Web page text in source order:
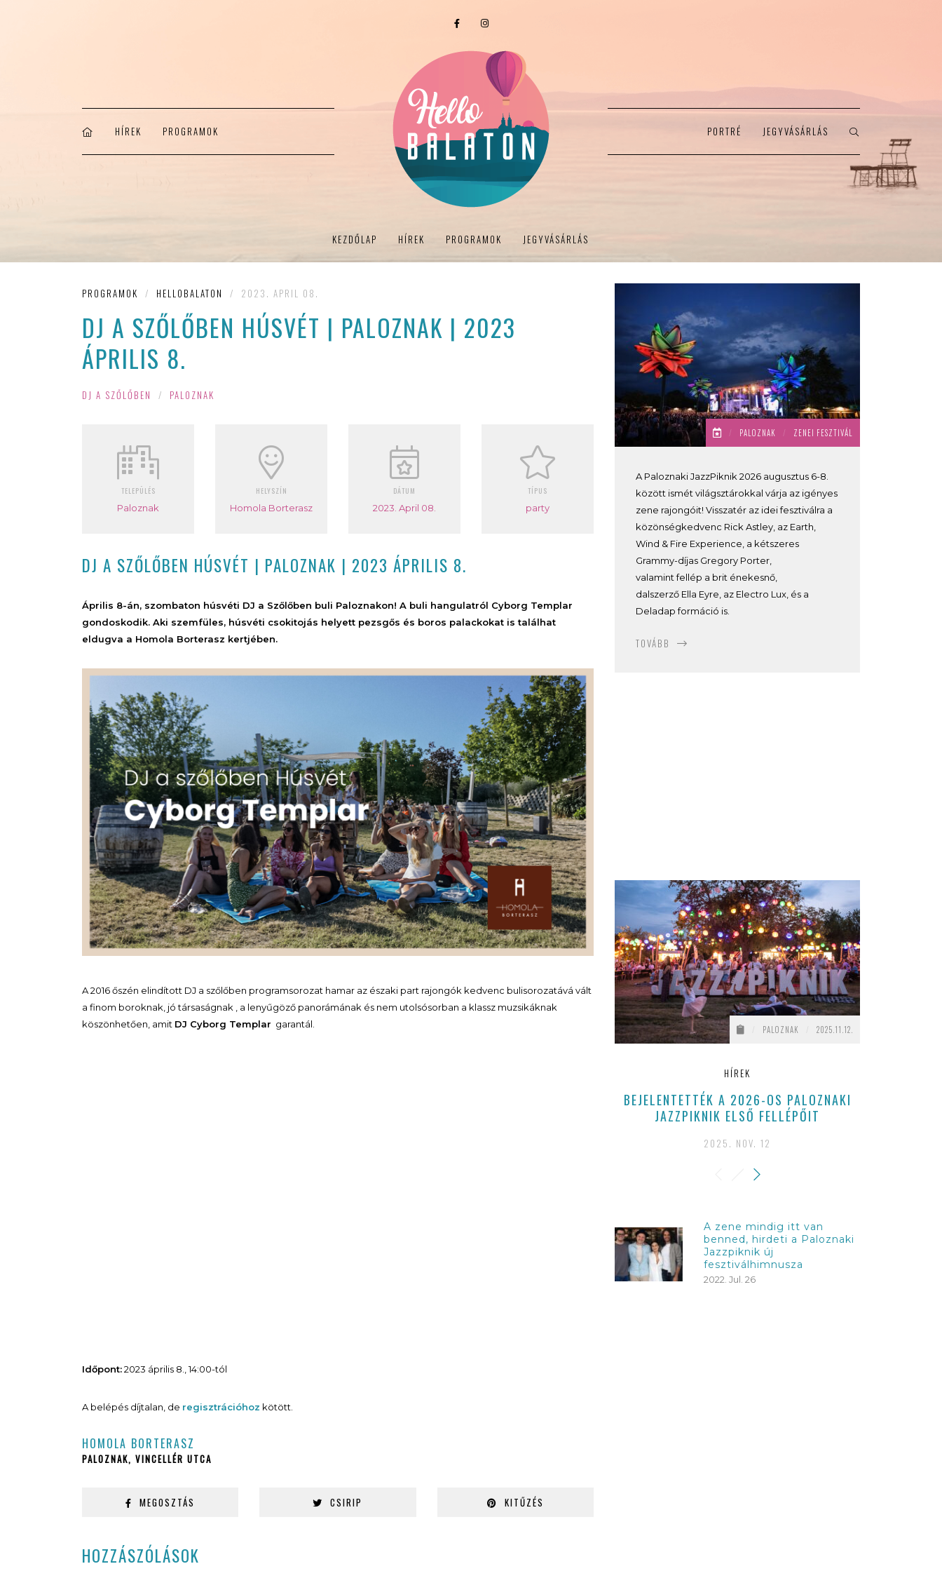
HÍREK PROGRAMOK PORTRÉ JEGYVÁSÁRLÁS
KEZDŐLAP HÍREK PROGRAMOK JEGYVÁSÁRLÁS
PROGRAMOK / HELLOBALATON / 2023. APRIL 08.
DJ A SZŐLŐBEN HÚSVÉT | PALOZNAK | 2023
ÁPRILIS 8.
DJ A SZŐLŐBEN / PALOZNAK
TELEPÜLÉS
Paloznak
HELYSZÍN
Homola Borterasz
DÁTUM
2023. April 08.
TÍPUS
party
DJ A SZŐLŐBEN HÚSVÉT | PALOZNAK | 2023 ÁPRILIS 8.
Április 8-án, szombaton húsvéti DJ a Szőlőben buli Paloznakon! A buli hangulatról Cyborg Templar
gondoskodik. Aki szemfüles, húsvéti csokitojás helyett pezsgős és boros palackokat is találhat
eldugva a Homola Borterasz kertjében.
A 2016 őszén elindított DJ a szőlőben programsorozat hamar az északi part rajongók kedvenc bulisorozatává vált
a finom boroknak, jó társaságnak , a lenyűgöző panorámának és nem utolsósorban a klassz muzsikáknak
köszönhetően, amit DJ Cyborg Templar garantál.
Időpont:2023 április 8., 14:00-tól
A belépés díjtalan, de regisztrációhoz kötött.
HOMOLA BORTERASZ
PALOZNAK, VINCELLÉR UTCA
MEGOSZTÁS CSIRIP KITŰZÉS
HOZZÁSZÓLÁSOK
/ PALOZNAK / ZENEI FESZTIVÁL
A Paloznaki JazzPiknik 2026 augusztus 6-8.
között ismét világsztárokkal várja az igényes
zene rajongóit! Visszatér az idei fesztiválra a
közönségkedvenc Rick Astley, az Earth,
Wind & Fire Experience, a kétszeres
Grammy-díjas Gregory Porter,
valamint fellép a brit énekesnő,
dalszerző Ella Eyre, az Electro Lux, és a
Deladap formáció is.
TOVÁBB
PALOZNAK 2025.11.12.
HÍREK
BEJELENTETTÉK A 2026-OS PALOZNAKI
JAZZPIKNIK ELSŐ FELLÉPŐIT
2025. NOV. 12
A zene mindig itt van
benned, hirdeti a Paloznaki
Jazzpiknik új
fesztiválhimnusza
2022. Jul. 26